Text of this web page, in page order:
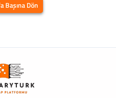
Başına Dön